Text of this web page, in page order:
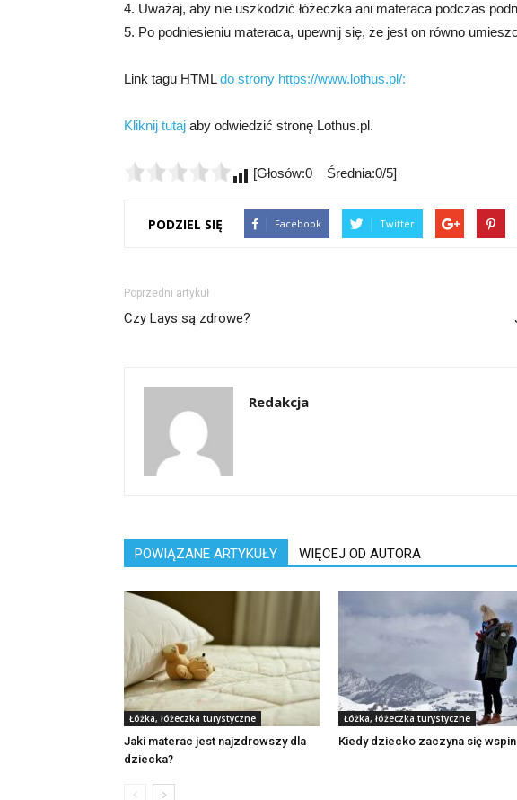
4. Uważaj, aby nie uszkodzić łóżeczka ani materaca podczas
5. Po podniesieniu materaca, upewnij się, że jest on równo
Link tagu HTMLdo strony https://www.lothus.pl/:
Kliknij tutaj aby odwiedzić stronę Lothus.pl.
[Głosów:0 Średnia:0/5]
PODZIEL SIĘ Facebook Twitter
Poprzedni artykuł
Czy Lays są zdrowe?
Redakcja
POWIĄZANE ARTYKUŁY WIĘCEJ OD AUTORA
Łóżka, łóżeczka turystyczne
Jaki materac jest najzdrowszy dla
dziecka?
Łóżka, łóżeczka turystyczne
Kiedy dziecko zaczyna się